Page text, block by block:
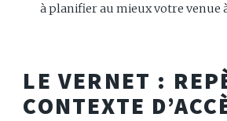
à planifier au mieux votre venue
LE VERNET :
CONTEXTE